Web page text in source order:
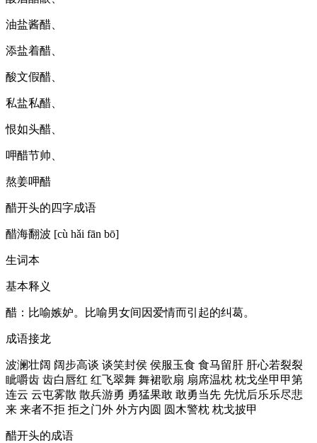
油盐酱醋、
添盐着醋、
酸文假醋、
私盐私醋、
恨如头醋、
呷醋节帅、
熬姜呷醋
醋开头的四字成语
醋海翻波 [cù hǎi fān bō]
生词本
基本释义
醋：比喻嫉妒。比喻男女间因爱情而引起的纠葛。
成语接龙
波澜壮阔 阔步高谈 谈笑封侯 侯服玉食 食马留肝 肝心若裂裂
眦嚼齿 齿白唇红 红飞翠舞 舞裙歌扇 扇席温枕 枕戈坐甲甲第
连云 云屯雾散 散兵游勇 勇猛果敢 敢勇当先 先忧后乐乐尽悲
来 来者不拒 拒之门外 外方内圆 圆木警枕 枕戈披甲
醋开头的成语